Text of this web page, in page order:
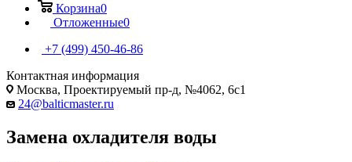
Корзина0
Отложенные0
+7 (499) 450-46-86
Контактная информация
Москва, Проектируемый пр-д, №4062, 6с1
24@balticmaster.ru
Замена охладителя воды